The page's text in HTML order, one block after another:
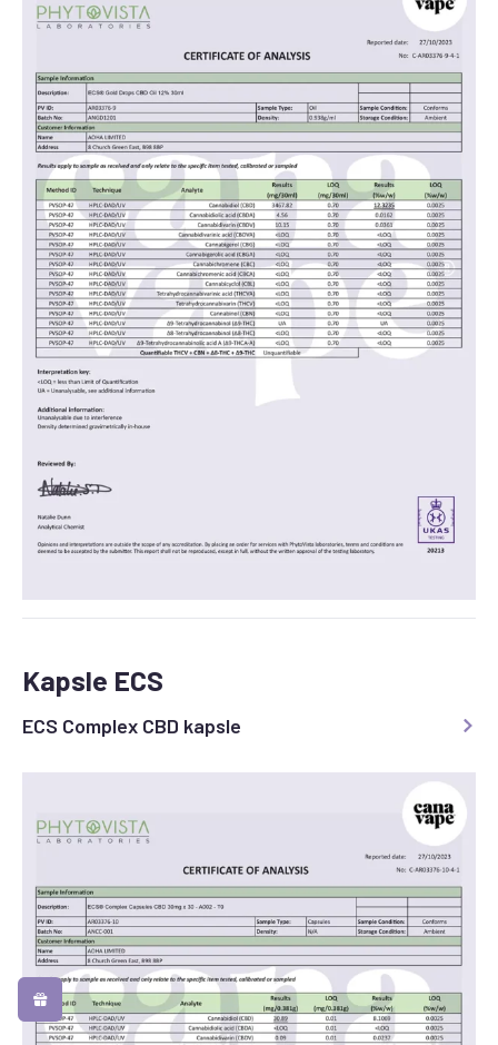
Kapsle ECS
ECS Complex CBD kapsle